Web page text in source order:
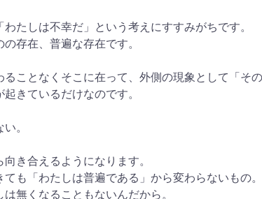
たしは不幸だ」という考えにすすみがちです。
存在、普遍な存在です。
ることなくそこに在って、外側の現象として「そ
きているだけなのです。
。
き合えるようになります。
も「わたしは普遍である」から変わらないもの。
無くなることもないんだから。